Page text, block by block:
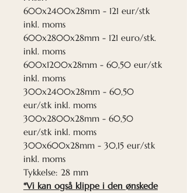
600x2400x28mm - 121 eur/stk
inkl. moms
600x2800x28mm - 121 euro/stk.
inkl. moms
600x1200x28mm - 60,50 eur/stk
inkl. moms
300x2400x28mm - 60,50
eur/stk inkl. moms
300x2800x28mm - 60,50
eur/stk inkl. moms
300x600x28mm - 30,15 eur/stk
inkl. moms
Tykkelse: 28 mm
*Vi kan også klippe i den ønskede